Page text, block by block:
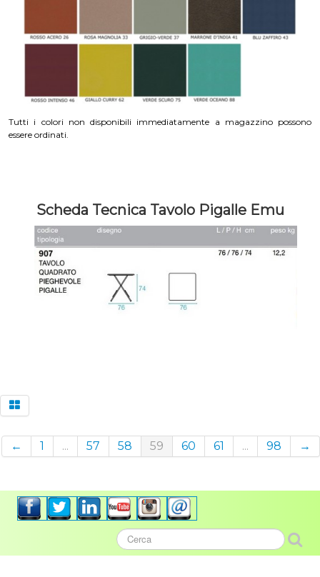
Tutti i colori non disponibili immediatamente a magazzino possono
essere ordinati.
Scheda Tecnica Tavolo Pigalle Emu
← 1 ... 57 58 59 60 61 ... 98 →